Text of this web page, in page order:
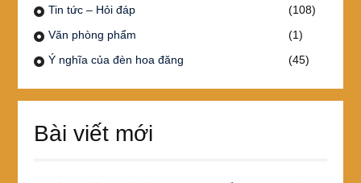
Tin tức – Hỏi đáp
(108)
Văn phòng phẩm
(1)
Ý nghĩa của đèn hoa đăng
(45)
Bài viết mới